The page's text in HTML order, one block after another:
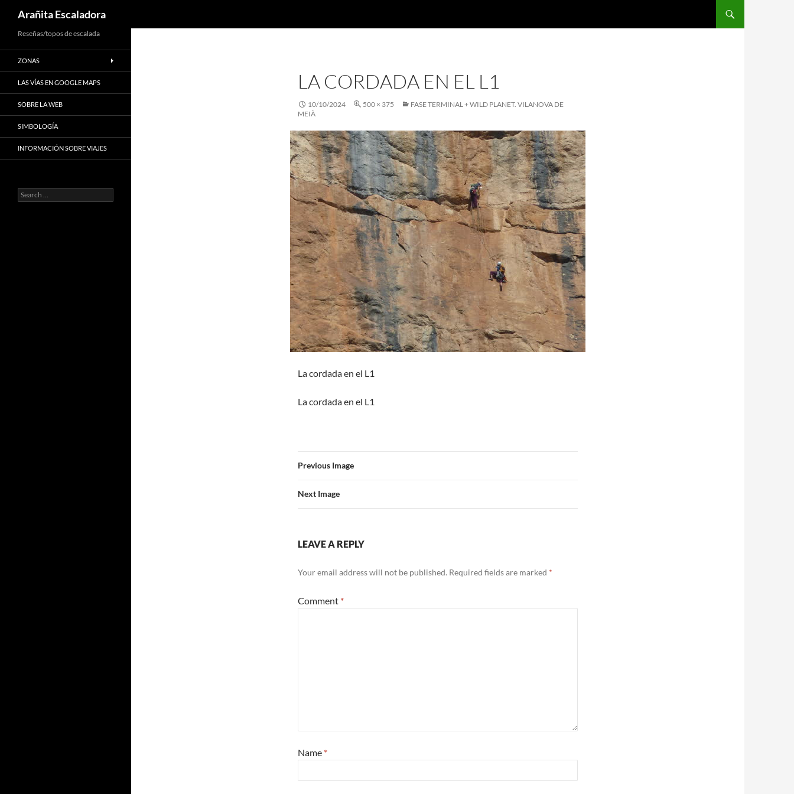
to
content
Arañita Escaladora
LA CORDADA EN EL L1
10/10/2024 500 × 375
FASE TERMINAL + WILD PLANET. VILANOVA DE
MEIÀ
La cordada en el L1
La cordada en el L1
Previous Image
Next Image
LEAVE A REPLY
Your email address will not be published. Required fields are marked *
Comment *
Name *
Reseñas/topos de escalada
ZONAS
LAS VÍAS EN GOOGLE MAPS
SOBRE LA WEB
SIMBOLOGÍA
INFORMACIÓN SOBRE VIAJES
Search
for: